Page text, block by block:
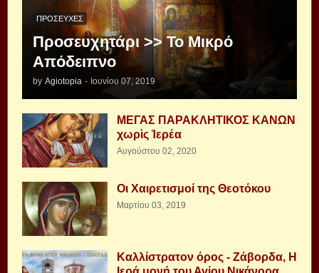
ΠΡΟΣΕΥΧΈΣ
Προσευχητάρι >> Το Μικρό
Απόδειπνο
by Agiotopia - Ιουνίου 07, 2019
ΜΕΓΑΣ ΠΑΡΑΚΛΗΤΙΚΟΣ ΚΑΝΩΝ
χωρὶς Ἱερέα
Αυγούστου 02, 2020
Οι Χαιρετισμοί της Θεοτόκου
Μαρτίου 03, 2019
Καλλίστρατον όρος - Ζάβορδα, Η